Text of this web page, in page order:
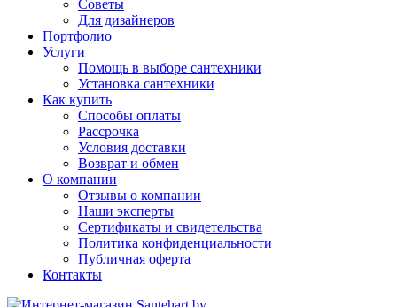
Советы
Для дизайнеров
Портфолио
Услуги
Помощь в выборе сантехники
Установка сантехники
Как купить
Способы оплаты
Рассрочка
Условия доставки
Возврат и обмен
О компании
Отзывы о компании
Наши эксперты
Сертификаты и свидетельства
Политика конфиденциальности
Публичная оферта
Контакты